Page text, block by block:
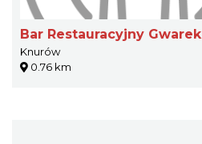
Bar Restauracyjny Gwarek
Knurów
0.76 km